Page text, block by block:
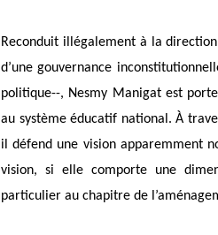
Reconduit illégalement à la
d’une gouvernance
politique--, Nesmy Manigat est
au système éducatif national. À
il défend une vision apparemment
vision, si elle comporte une
particulier au chapitre de